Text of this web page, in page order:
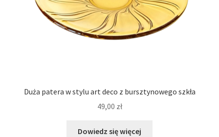
Duża patera w stylu art deco z bursztynowego szkła
49,00 zł
Dowiedz się więcej